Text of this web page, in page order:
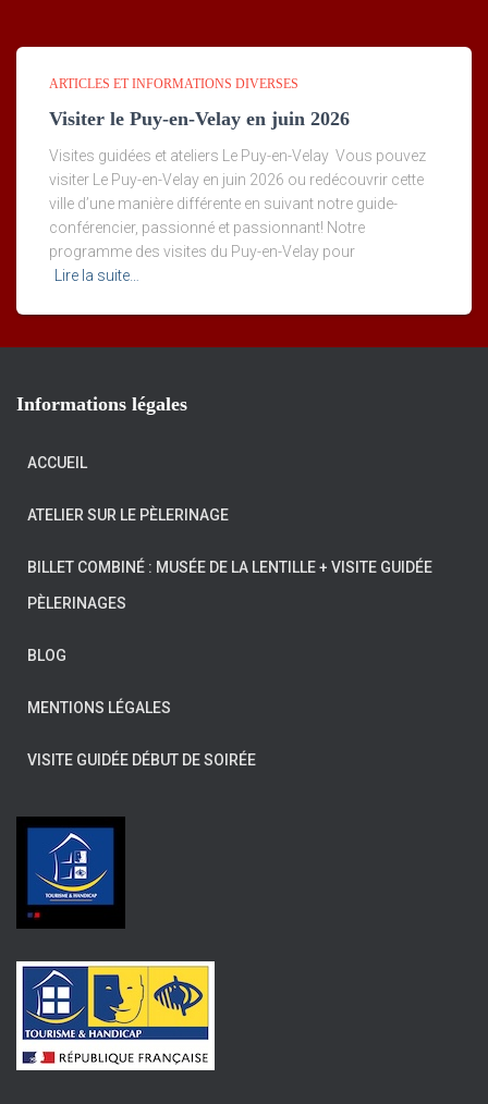
ARTICLES ET INFORMATIONS DIVERSES
Visiter le Puy-en-Velay en juin 2026
Visites guidées et ateliers Le Puy-en-Velay Vous pouvez
visiter Le Puy-en-Velay en juin 2026 ou redécouvrir cette
ville d’une manière différente en suivant notre guide-
conférencier, passionné et passionnant! Notre
programme des visites du Puy-en-Velay pour
Lire la suite…
Informations légales
ACCUEIL
ATELIER SUR LE PÈLERINAGE
BILLET COMBINÉ : MUSÉE DE LA LENTILLE + VISITE GUIDÉE
PÈLERINAGES
BLOG
MENTIONS LÉGALES
VISITE GUIDÉE DÉBUT DE SOIRÉE